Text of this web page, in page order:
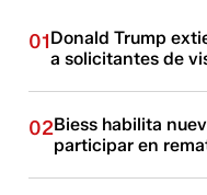
01Donald Trump
a solicitantes de
02Biess habilita
participar en